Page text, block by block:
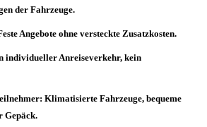
der Fahrzeuge.
Angebote ohne versteckte Zusatzkosten.
individueller Anreiseverkehr, kein
Klimatisierte Fahrzeuge, bequeme
Gepäck.